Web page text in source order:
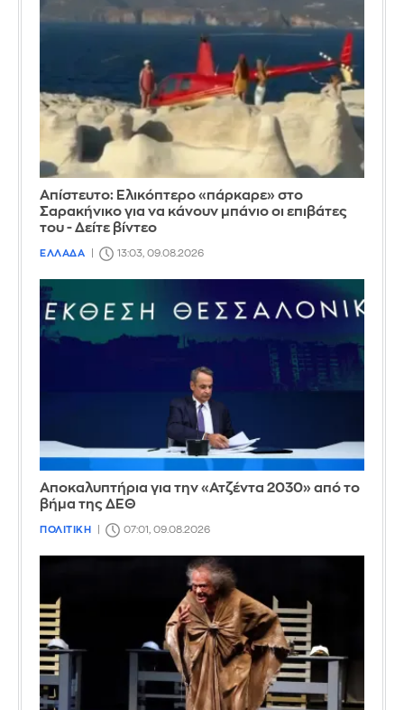
Απίστευτο: Ελικόπτερο «πάρκαρε» στο
Σαρακήνικο για να κάνουν μπάνιο οι επιβάτες
του - Δείτε βίντεο
ΕΛΛΑΔΑ 13:03, 09.08.2026
Αποκαλυπτήρια για την «Ατζέντα 2030» από το
βήμα της ΔΕΘ
ΠΟΛΙΤΙΚΗ 07:01, 09.08.2026